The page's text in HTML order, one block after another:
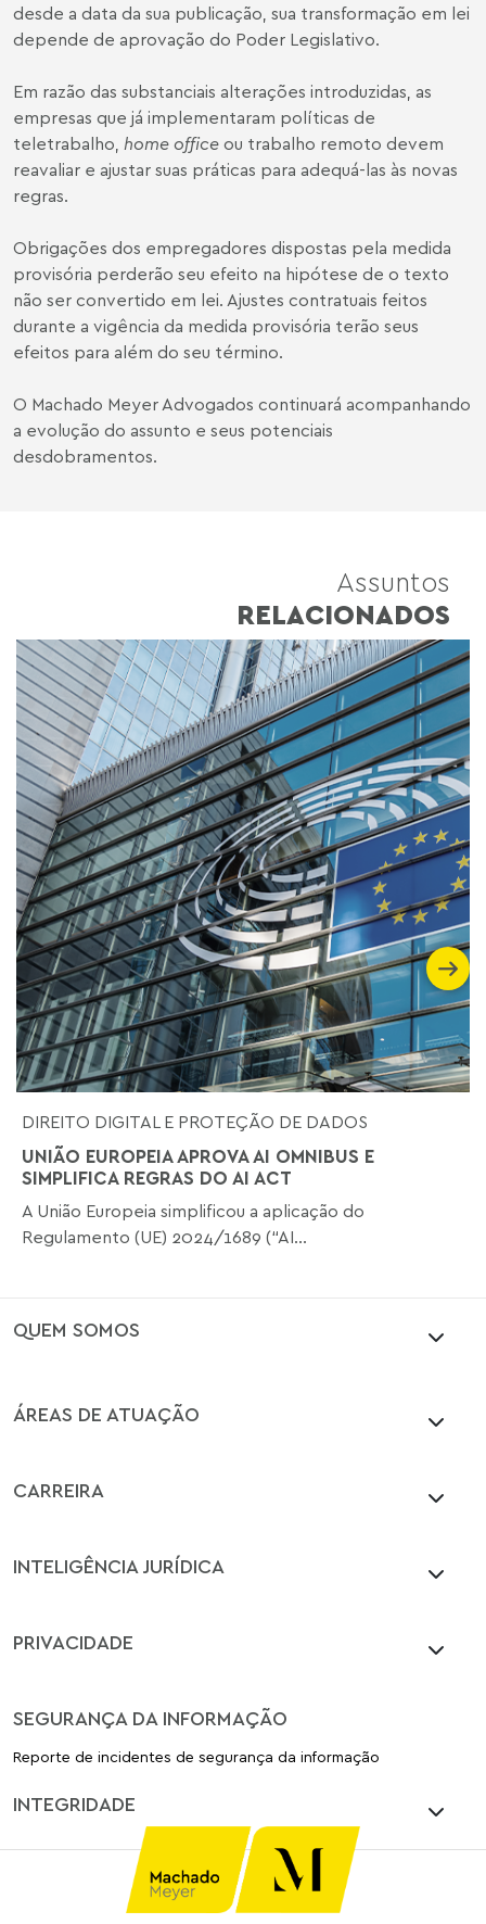
desde a data da sua publicação, sua transformação em lei
depende de aprovação do Poder Legislativo.
Em razão das substanciais alterações introduzidas, as
empresas que já implementaram políticas de
teletrabalho, home office ou trabalho remoto devem
reavaliar e ajustar suas práticas para adequá-las às novas
regras.
Obrigações dos empregadores dispostas pela medida
provisória perderão seu efeito na hipótese de o texto
não ser convertido em lei. Ajustes contratuais feitos
durante a vigência da medida provisória terão seus
efeitos para além do seu término.
O Machado Meyer Advogados continuará acompanhando
a evolução do assunto e seus potenciais
desdobramentos.
Assuntos
RELACIONADOS
DIREITO DIGITAL E PROTEÇÃO DE DADOS
UNIÃO EUROPEIA APROVA AI OMNIBUS E
SIMPLIFICA REGRAS DO AI ACT
A União Europeia simplificou a aplicação do
Regulamento (UE) 2024/1689 (“AI...
QUEM SOMOS
ÁREAS DE ATUAÇÃO
CARREIRA
INTELIGÊNCIA JURÍDICA
PRIVACIDADE
SEGURANÇA DA INFORMAÇÃO
Reporte de incidentes de segurança da informação
INTEGRIDADE